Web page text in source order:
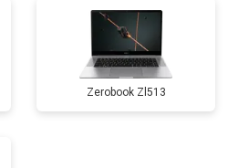
Zerobook Zl513